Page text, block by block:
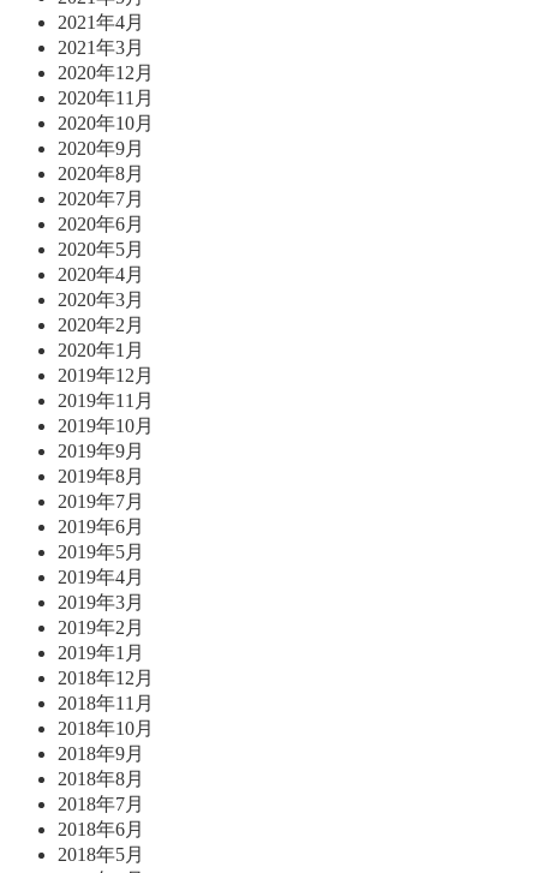
2021年4月
2021年3月
2020年12月
2020年11月
2020年10月
2020年9月
2020年8月
2020年7月
2020年6月
2020年5月
2020年4月
2020年3月
2020年2月
2020年1月
2019年12月
2019年11月
2019年10月
2019年9月
2019年8月
2019年7月
2019年6月
2019年5月
2019年4月
2019年3月
2019年2月
2019年1月
2018年12月
2018年11月
2018年10月
2018年9月
2018年8月
2018年7月
2018年6月
2018年5月